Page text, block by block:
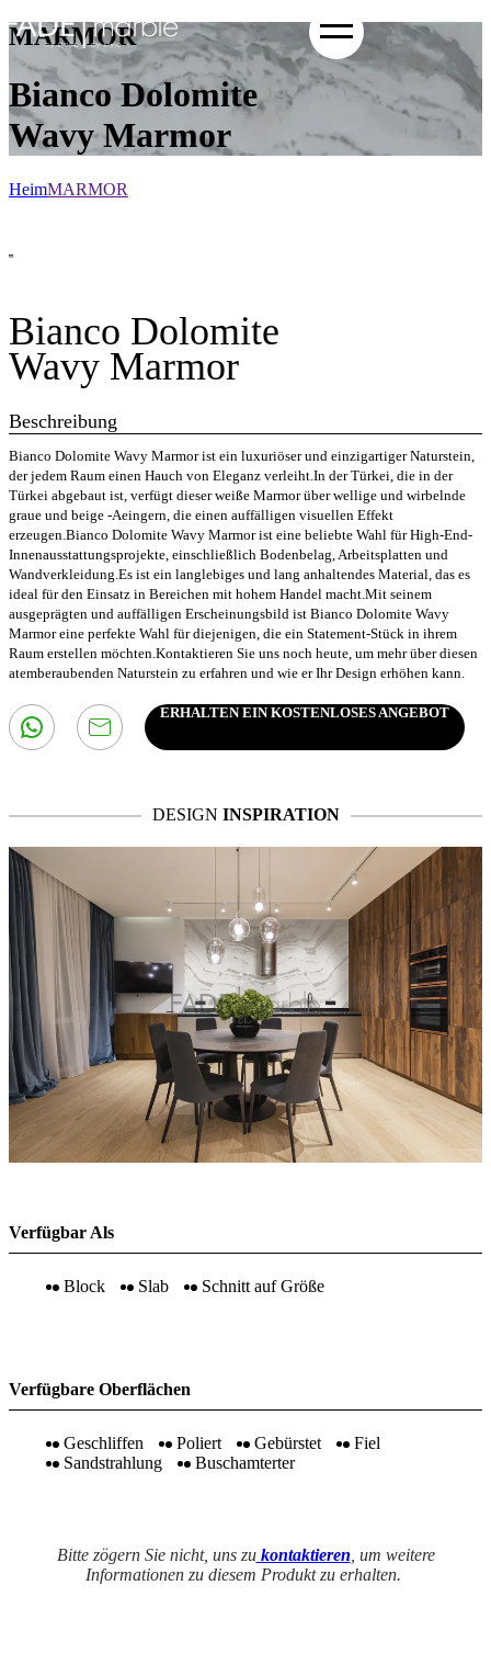
MARMOR
Bianco Dolomite
Wavy Marmor
HeimMARMOR
Bianco Dolomite
Wavy Marmor
Beschreibung
Bianco Dolomite Wavy Marmor ist ein luxuriöser und einzigartiger Naturstein,
der jedem Raum einen Hauch von Eleganz verleiht.In der Türkei, die in der
Türkei abgebaut ist, verfügt dieser weiße Marmor über wellige und wirbelnde
graue und beige -Aeingern, die einen auffälligen visuellen Effekt
erzeugen.Bianco Dolomite Wavy Marmor ist eine beliebte Wahl für High-End-
Innenausstattungsprojekte, einschließlich Bodenbelag, Arbeitsplatten und
Wandverkleidung.Es ist ein langlebiges und lang anhaltendes Material, das es
ideal für den Einsatz in Bereichen mit hohem Handel macht.Mit seinem
ausgeprägten und auffälligen Erscheinungsbild ist Bianco Dolomite Wavy
Marmor eine perfekte Wahl für diejenigen, die ein Statement-Stück in ihrem
Raum erstellen möchten.Kontaktieren Sie uns noch heute, um mehr über diesen
atemberaubenden Naturstein zu erfahren und wie er Ihr Design erhöhen kann.
ERHALTEN EIN KOSTENLOSES ANGEBOT
DESIGN INSPIRATION
Verfügbar Als
Block Slab Schnitt auf Größe
Verfügbare Oberflächen
Geschliffen Poliert Gebürstet
Fiel
Sandstrahlung
Buschamterter
Bitte zögern Sie nicht, uns zukontaktieren, um weitere
Informationen zu diesem Produkt zu erhalten.